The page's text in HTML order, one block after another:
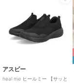
アスビー
heal me ヒールミー 【サッと